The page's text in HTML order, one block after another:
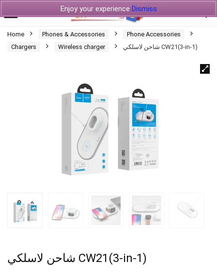
Enjoy your experience Dismiss
Home Phones & Accessories
Phone Accessories
Chargers
Wireless charger شاحن لاسلكي CW21(3-in-1)
شاحن لاسلكي CW21(3-in-1)